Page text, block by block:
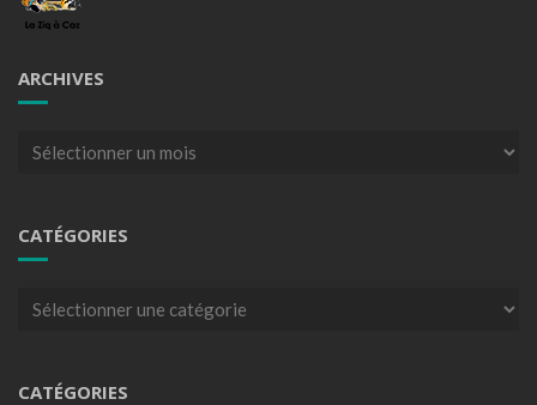
ARCHIVES
Archives
CATÉGORIES
Catégories
CATÉGORIES